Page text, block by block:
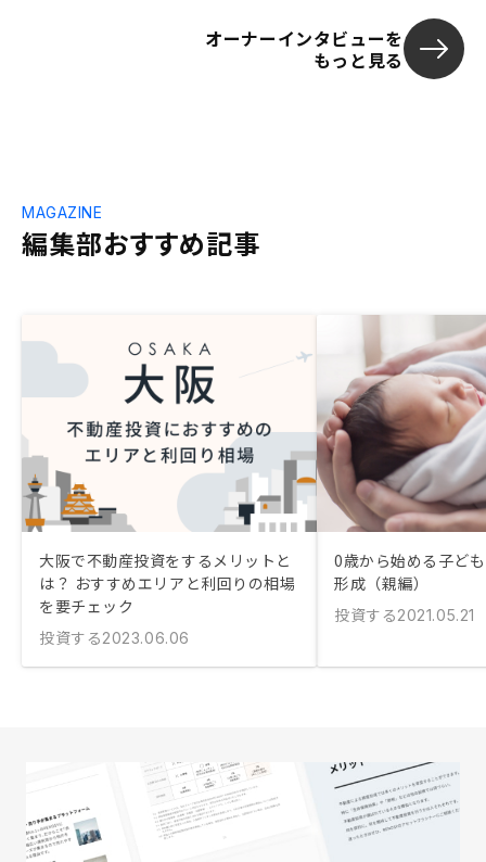
オーナーインタビューを
もっと見る
編集部おすすめ記事
MAGAZINE
大阪で不動産投資をするメリットと
は？ おすすめエリアと利回りの相場
を要チェック
投資する2023.06.06
0歳から始める子ど
形成（親編）
投資する2021.05.21